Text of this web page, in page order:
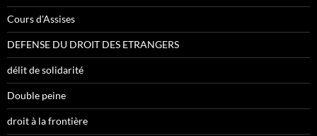
Cours d'Assises
DEFENSE DU DROIT DES ETRANGERS
délit de solidarité
Double peine
droit à la frontière